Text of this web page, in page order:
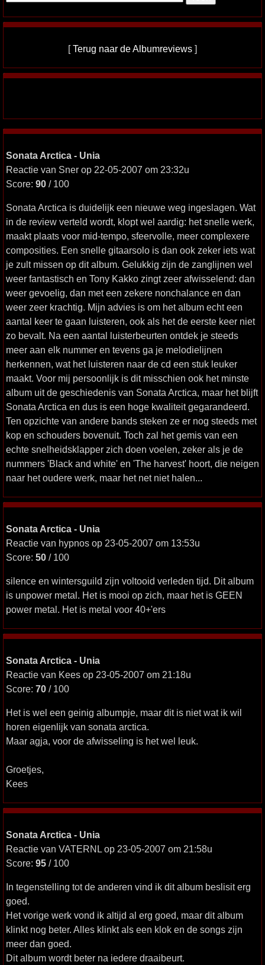
[Terug naar de Albumreviews ]
Sonata Arctica - Unia
Reactie van Sner op 22-05-2007 om 23:32u
Score: 90 / 100
Sonata Arctica is duidelijk een nieuwe weg ingeslagen. Wat
in de review verteld wordt, klopt wel aardig: het snelle werk,
maakt plaats voor mid-tempo, sfeervolle, meer complexere
composities. Een snelle gitaarsolo is dan ook zeker iets wat
je zult missen op dit album. Gelukkig zijn de zanglijnen wel
weer fantastisch en Tony Kakko zingt zeer afwisselend: dan
weer gevoelig, dan met een zekere nonchalance en dan
weer zeer krachtig. Mijn advies is om het album echt een
aantal keer te gaan luisteren, ook als het de eerste keer niet
zo bevalt. Na een aantal luisterbeurten ontdek je steeds
meer aan elk nummer en tevens ga je melodielijnen
herkennen, wat het luisteren naar de cd een stuk leuker
maakt. Voor mij persoonlijk is dit misschien ook het minste
album uit de geschiedenis van Sonata Arctica, maar het blijft
Sonata Arctica en dus is een hoge kwaliteit gegarandeerd.
Ten opzichte van andere bands steken ze er nog steeds met
kop en schouders bovenuit. Toch zal het gemis van een
echte snelheidsklapper zich doen voelen, zeker als je de
nummers 'Black and white' en 'The harvest' hoort, die neigen
naar het oudere werk, maar het net niet halen...
Sonata Arctica - Unia
Reactie van hypnos op 23-05-2007 om 13:53u
Score: 50 / 100
silence en wintersguild zijn voltooid verleden tijd. Dit album
is unpower metal. Het is mooi op zich, maar het is GEEN
power metal. Het is metal voor 40+'ers
Sonata Arctica - Unia
Reactie van Kees op 23-05-2007 om 21:18u
Score: 70 / 100
Het is wel een geinig albumpje, maar dit is niet wat ik wil
horen eigenlijk van sonata arctica.
Maar agja, voor de afwisseling is het wel leuk.
Groetjes,
Kees
Sonata Arctica - Unia
Reactie van VATERNL op 23-05-2007 om 21:58u
Score: 95 / 100
In tegenstelling tot de anderen vind ik dit album beslisit erg
goed.
Het vorige werk vond ik altijd al erg goed, maar dit album
klinkt nog beter. Alles klinkt als een klok en de songs zijn
meer dan goed.
Dit album wordt beter na iedere draaibeurt.